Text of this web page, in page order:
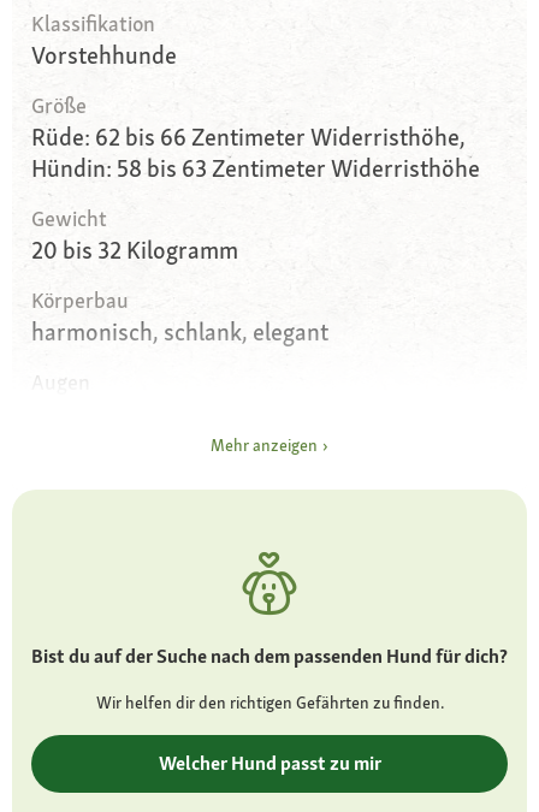
Klassifikation
Vorstehhunde
Größe
Rüde: 62 bis 66 Zentimeter Widerristhöhe,
Hündin: 58 bis 63 Zentimeter Widerristhöhe
Gewicht
20 bis 32 Kilogramm
Körperbau
harmonisch, schlank, elegant
Augen
groß, herunterhängend, in dreieckiger Form
kurz, dicht, hart, Farbvarietäten: Braun,
Braunschimmel, Braun mit weißen oder
Flecken, Schwarz mit hellen Flecken
ausgesprochener Jagdhund, muss geistig und
körperlich beschäftigt werden
Mehr anzeigen
Bist du auf der Suche nach dem passenden Hund für dich?
Wir helfen dir den richtigen Gefährten zu finden.
Welcher Hund passt zu mir